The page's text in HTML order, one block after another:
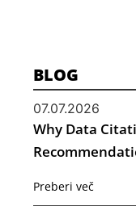
BLOG
07.07.2026
Why Data
Preberi več